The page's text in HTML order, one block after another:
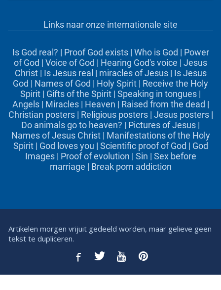
Links naar onze internationale site
Is God real? | Proof God exists| Who is God | Power
of God | Voice of God | Hearing God's voice | Jesus
Christ| Is Jesus real | miracles of Jesus| Is Jesus
God | Names of God | Holy Spirit | Receive the Holy
Spirit | Gifts of the Spirit | Speaking in tongues |
Angels| Miracles| Heaven | Raised from the dead |
Christian posters| Religious posters| Jesus posters|
Do animals go to heaven? | Pictures of Jesus |
Names of Jesus Christ| Manifestations of the Holy
Spirit| God loves you | Scientific proof of God | God
Images| Proof of evolution | Sin | Sex before
marriage | Break porn addiction
Artikelen morgen vrijuit gedeeld worden, maar gelieve geen
tekst te dupliceren.